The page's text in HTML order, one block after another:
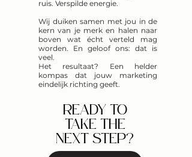
ruis. Verspilde energie.
Wij duiken samen met jou in de
kern van je merk en halen naar
boven wat écht verteld mag
worden. En geloof ons: dat is
veel.
Het resultaat? Een helder
kompas dat jouw marketing
eindelijk richting geeft.
READY TO
TAKE THE
NEXT STEP?